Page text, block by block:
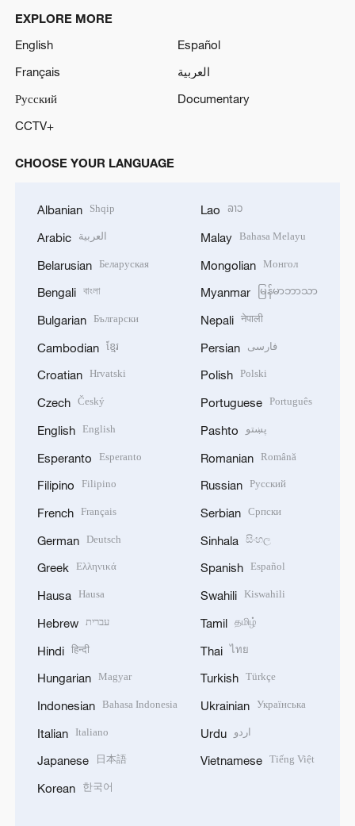
EXPLORE MORE
English
Español
Français
العربية
Русский
Documentary
CCTV+
CHOOSE YOUR LANGUAGE
Albanian Shqip
Arabic العربية
Belarusian Беларуская
Bengali বাংলা
Bulgarian Български
Cambodian ខ្មែរ
Croatian Hrvatski
Czech Český
English English
Esperanto Esperanto
Filipino Filipino
French Français
German Deutsch
Greek Ελληνικά
Hausa Hausa
Hebrew עברית
Hindi हिन्दी
Hungarian Magyar
Indonesian Bahasa Indonesia
Italian Italiano
Japanese 日本語
Korean 한국어
Lao ລາວ
Malay Bahasa Melayu
Mongolian Монгол
Myanmar မြန်မာဘာသာ
Nepali नेपाली
Persian فارسی
Polish Polski
Portuguese Português
Pashto پښتو
Romanian Română
Russian Русский
Serbian Српски
Sinhala සිංහල
Spanish Español
Swahili Kiswahili
Tamil தமிழ்
Thai ไทย
Turkish Türkçe
Ukrainian Українська
Urdu اردو
Vietnamese Tiếng Việt